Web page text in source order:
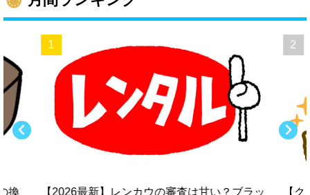
換
【2026最新】レンカウの審査は甘い？ブラッ
【